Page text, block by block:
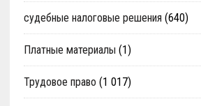
судебные налоговые решения (640)
Платные материалы (1)
Трудовое право (1 017)